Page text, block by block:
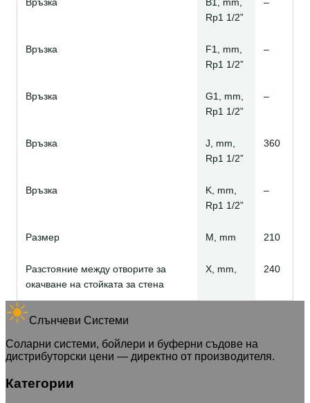
Rp1 1/2”
Връзка
F1, mm,
Rp1 1/2”
–
Връзка
G1, mm,
Rp1 1/2”
–
Връзка
J, mm,
Rp1 1/2”
360
Връзка
K, mm,
Rp1 1/2”
–
Размер M, mm 210
Разстояние между отворите за
окачване на стойката за стена
Х, mm, 240
Слънчеви Системи
Соларни системи, бойлери и буферни съдове на
дистрибуторски цени — директно от производителя.
Категории